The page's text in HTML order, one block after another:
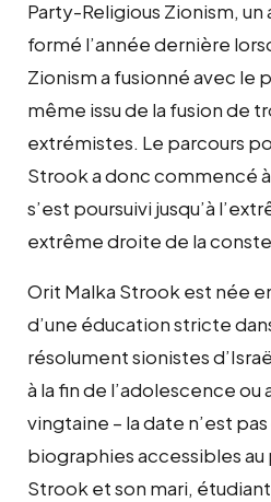
Party-Religious Zionism,
formé l’année dernière
Zionism a fusionné avec le
même issu de la fusion de
extrémistes. Le parcours
Strook a donc commencé
s’est poursuivi jusqu’à
extrême droite de la
Orit Malka Strook est née
d’une éducation stricte
résolument sionistes
à la fin de l’adolescence
vingtaine – la date n’est
biographies accessibles au
Strook et son mari,